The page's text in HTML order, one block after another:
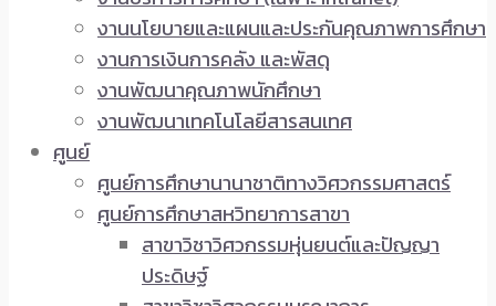
งานนโยบายและแผนและประกันคุณภาพการศึกษา
งานการเงินการคลัง และพัสดุ
งานพัฒนาคุณภาพนักศึกษา
งานพัฒนาเทคโนโลยีสารสนเทศ
ศูนย์
ศูนย์การศึกษานานาชาติทางวิศวกรรมศาสตร์
ศูนย์การศึกษาสหวิทยาการสาขา
สาขาวิชาวิศวกรรมหุ่นยนต์และปัญญา
ประดิษฐ์